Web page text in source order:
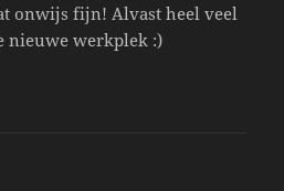
onwijs fijn! Alvast heel veel
nieuwe werkplek :)